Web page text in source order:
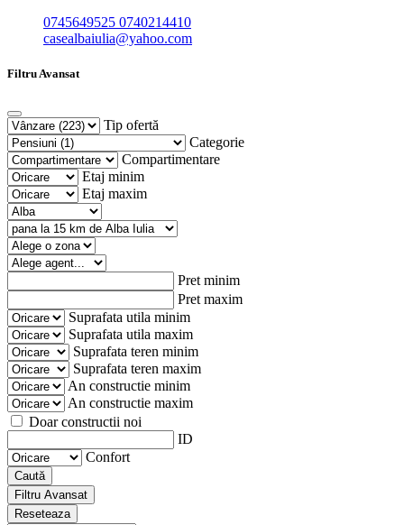
0745649525 0740214410
casealbaiulia@yahoo.com
Filtru Avansat
Tip ofertă
Categorie
Compartimentare
Etaj minim
Etaj maxim
Pret minim
Pret maxim
Suprafata utila minim
Suprafata utila maxim
Suprafata teren minim
Suprafata teren maxim
An constructie minim
An constructie maxim
Doar constructii noi
ID
Confort
Caută
Filtru Avansat
Reseteaza